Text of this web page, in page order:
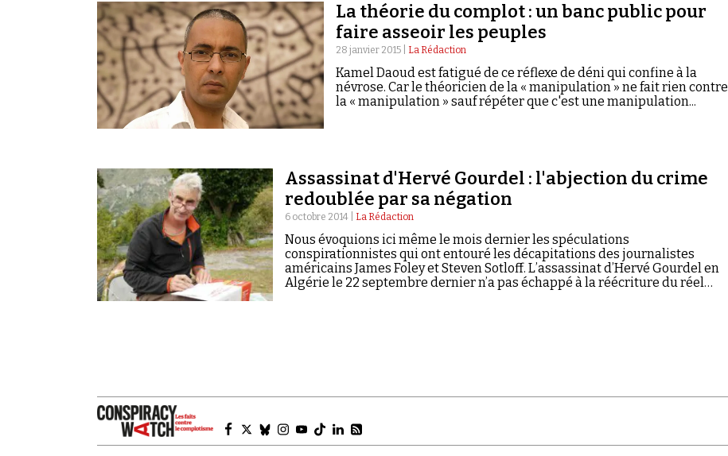
La théorie du complot : un banc public pour
faire asseoir les peuples
28 janvier 2015 | La Rédaction
Kamel Daoud est fatigué de ce réflexe de déni qui confine à la
névrose. Car le théoricien de la « manipulation » ne fait rien contre
la « manipulation » sauf répéter que c'est une manipulation...
Assassinat d'Hervé Gourdel : l'abjection du crime
redoublée par sa négation
6 octobre 2014 | La Rédaction
Nous évoquions ici même le mois dernier les spéculations
conspirationnistes qui ont entouré les décapitations des journalistes
américains James Foley et Steven Sotloff. L’assassinat d’Hervé Gourdel en
Algérie le 22 septembre dernier n’a pas échappé à la réécriture du réel…